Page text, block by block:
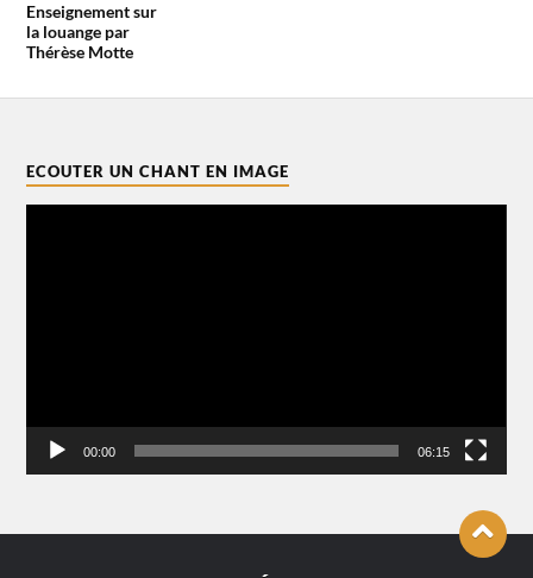
Enseignement sur
la louange par
Thérèse Motte
ECOUTER UN CHANT EN IMAGE
00:00 06:15